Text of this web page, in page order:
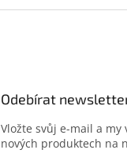
Odebírat
Vložte svůj e-mail a
nových produktech na